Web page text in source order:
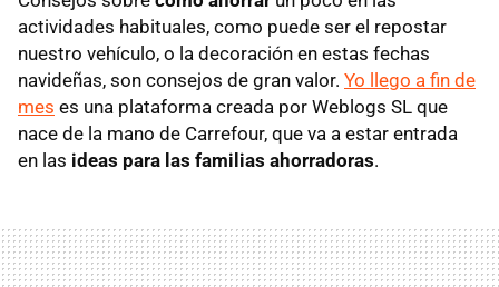
actividades habituales, como puede ser el repostar
nuestro vehículo, o la decoración en estas fechas
navideñas, son consejos de gran valor. Yo llego a fin de
mes es una plataforma creada por Weblogs SL que
nace de la mano de Carrefour, que va a estar entrada
en las ideas para las familias ahorradoras.